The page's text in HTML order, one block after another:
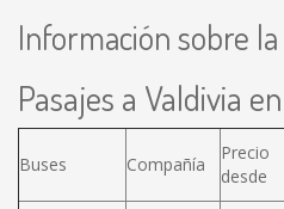
Información sobre
Pasajes a Valdivia
Buses Compañía
Precio
desde